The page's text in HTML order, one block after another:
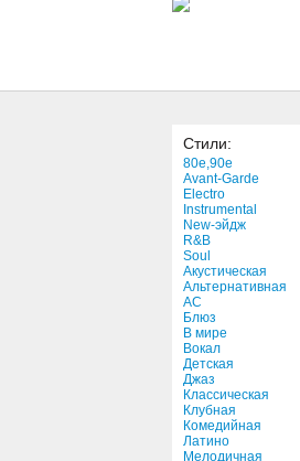
Стили:
80e,90e
Avant-Garde
Electro
Instrumental
New-эйдж
R&B
Soul
Акустическая
Альтернативная
АС
Блюз
В мире
Вокал
Детская
Джаз
Классическая
Клубная
Комедийная
Латино
Мелодичная